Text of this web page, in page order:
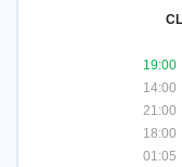
19:00
14:00
21:00
18:00
01:05